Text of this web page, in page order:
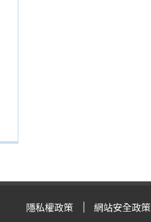
隱私權政策 網站安全政策